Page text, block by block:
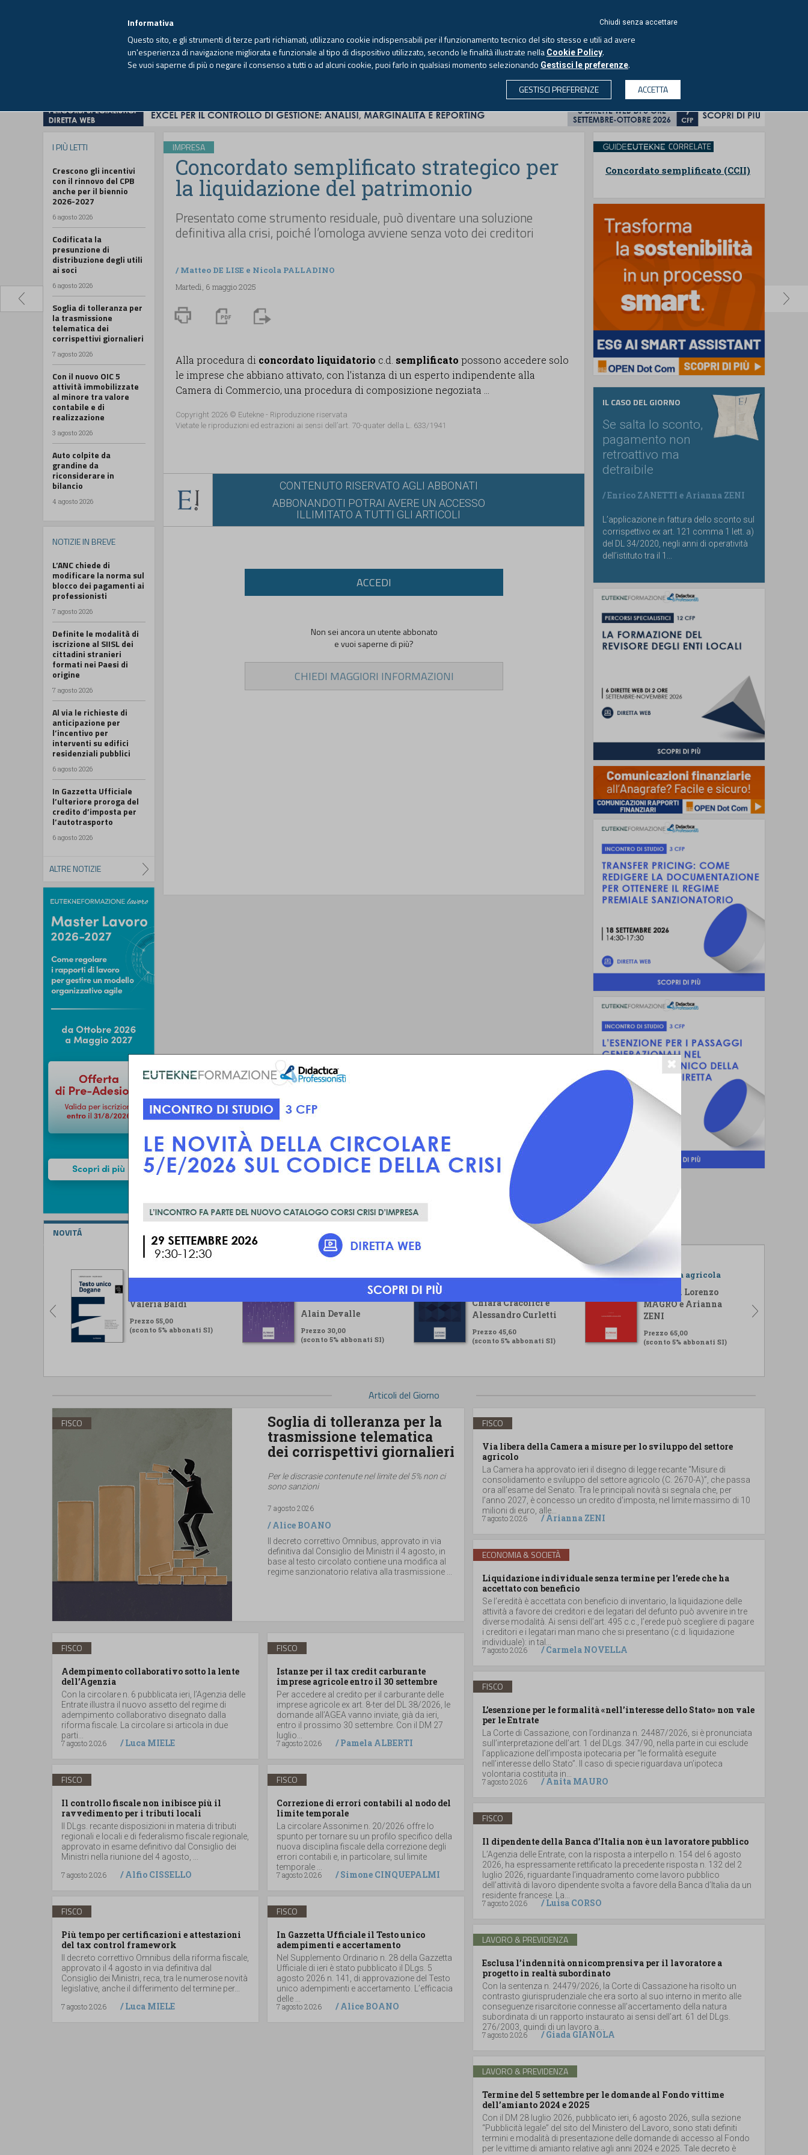
Venerdì, 7 agosto 2026 -Aggiornato alle 6.00
ECONOMIA & SOCIETÀ PROFESSIONI
I PIÙ LETTI
Crescono gli incentivi
con il rinnovo del CPB
anche per il biennio
2026-2027
6 agosto 2026
Codificata la
presunzione di
distribuzione degli utili
ai soci
6 agosto 2026
Soglia di tolleranza per
la trasmissione
telematica dei
corrispettivi giornalieri
7 agosto 2026
Con il nuovo OIC 5
attività immobilizzate
al minore tra valore
contabile e di
realizzazione
3 agosto 2026
Auto colpite da
grandine da
riconsiderare in
bilancio
4 agosto 2026
NOTIZIE IN BREVE
L’ANC chiede di
modificare la norma sul
blocco dei pagamenti ai
professionisti
7 agosto 2026
Definite le modalità di
iscrizione al SIISL dei
cittadini stranieri
formati nei Paesi di
origine
7 agosto 2026
Al via le richieste di
anticipazione per
l’incentivo per
interventi su edifici
residenziali pubblici
6 agosto 2026
In Gazzetta Ufficiale
l’ulteriore proroga del
credito d’imposta per
l’autotrasporto
6 agosto 2026
ALTRE NOTIZIE
IMPRESA
Concordato semplificato strategico per
la liquidazione del patrimonio
Presentato come strumento residuale, può diventare una soluzione
definitiva alla crisi, poiché l’omologa avviene senza voto dei creditori
/ Matteo DE LISE e Nicola PALLADINO
Martedì, 6 maggio 2025
Alla procedura di concordato liquidatorio c.d. semplificato possono accedere solo
le imprese che abbiano attivato, con l’istanza di un esperto indipendente alla
Camera di Commercio, una procedura di composizione negoziata ...
Copyright 2026 © Eutekne - Riproduzione riservata
Vietate le riproduzioni ed estrazioni ai sensi dell’art. 70-quater della L. 633/1941
CONTENUTO RISERVATO AGLI ABBONATI
ABBONANDOTI POTRAI AVERE UN ACCESSO
ILLIMITATO A TUTTI GLI ARTICOLI
ACCEDI
Non sei ancora un utente abbonato
e vuoi saperne di più?
CHIEDI MAGGIORI INFORMAZIONI
Concordato semplificato (CCII)
IL CASO DEL GIORNO
Se salta lo sconto,
pagamento non
retroattivo ma
detraibile
/Enrico ZANETTI e Arianna ZENI
L’applicazione in fattura dello sconto sul
corrispettivo ex art. 121 comma 1 lett. a)
del DL 34/2020, negli anni di operatività
dell’istituto tra il 1...
NOVITÁ
Valeria Baldi
Prezzo 55,00
(sconto 5% abbonati SI)
Reporting Standard
Alain Devalle
Prezzo 30,00
(sconto 5% abbonati SI)
Chiara Cracolici e
Alessandro Curletti
Prezzo 45,60
(sconto 5% abbonati SI)
L'impresa agricola
A cura di Lorenzo
MAGRO e Arianna
ZENI
Prezzo 65,00
(sconto 5% abbonati SI)
Articoli del Giorno
FISCO
Soglia di tolleranza per la
trasmissione telematica
dei corrispettivi giornalieri
Per le discrasie contenute nel limite del 5% non ci
sono sanzioni
7 agosto 2026
/Alice BOANO
Il decreto correttivo Omnibus, approvato in via
definitiva dal Consiglio dei Ministri il 4 agosto, in
base al testo circolato contiene una modifica al
regime sanzionatorio relativa alla trasmissione ...
FISCO
Adempimento collaborativo sotto la lente
dell’Agenzia
Con la circolare n. 6 pubblicata ieri, l’Agenzia delle
Entrate illustra il nuovo assetto del regime di
adempimento collaborativo disegnato dalla
riforma fiscale. La circolare si articola in due
parti...
7 agosto 2026
/Luca MIELE
FISCO
Il controllo fiscale non inibisce più il
ravvedimento per i tributi locali
Il DLgs. recante disposizioni in materia di tributi
regionali e locali e di federalismo fiscale regionale,
approvato in esame definitivo dal Consiglio dei
Ministri nella riunione del 4 agosto, ...
7 agosto 2026
/Alfio CISSELLO
FISCO
Più tempo per certificazioni e attestazioni
del tax control framework
Il decreto correttivo Omnibus della riforma fiscale,
approvato il 4 agosto in via definitiva dal
Consiglio dei Ministri, reca, tra le numerose novità
legislative, anche il differimento del termine per...
7 agosto 2026
/Luca MIELE
FISCO
Istanze per il tax credit carburante
imprese agricole entro il 30 settembre
Per accedere al credito per il carburante delle
imprese agricole ex art. 8-ter del DL 38/2026, le
domande all’AGEA vanno inviate, già da ieri,
entro il prossimo 30 settembre. Con il DM 27
luglio...
7 agosto 2026
/Pamela ALBERTI
FISCO
Correzione di errori contabili al nodo del
limite temporale
La circolare Assonime n. 20/2026 offre lo
spunto per tornare su un profilo specifico della
nuova disciplina fiscale della correzione degli
errori contabili e, in particolare, sul limite
temporale ...
7 agosto 2026
/Simone CINQUEPALMI
FISCO
In Gazzetta Ufficiale il Testo unico
adempimenti e accertamento
Nel Supplemento Ordinario n. 28 della Gazzetta
Ufficiale di ieri è stato pubblicato il DLgs. 5
agosto 2026 n. 141, di approvazione del Testo
unico adempimenti e accertamento. L’efficacia
delle ...
7 agosto 2026
/Alice BOANO
FISCO
Via libera della Camera a misure per lo sviluppo del settore
agricolo
La Camera ha approvato ieri il disegno di legge recante “Misure di
consolidamento e sviluppo del settore agricolo (C. 2670-A)”, che passa
ora all’esame del Senato. Tra le principali novità si segnala che, per
l’anno 2027, è concesso un credito d’imposta, nel limite massimo di 10
milioni di euro, alle...
7 agosto 2026
/Arianna ZENI
ECONOMIA & SOCIETÀ
Liquidazione individuale senza termine per l’erede che ha
accettato con beneficio
Se l’eredità è accettata con beneficio di inventario, la liquidazione delle
attività a favore dei creditori e dei legatari del defunto può avvenire in tre
diverse modalità. Ai sensi dell’art. 495 c.c., l’erede può scegliere di pagare
i creditori e i legatari man mano che si presentano (c.d. liquidazione
individuale): in tal...
7 agosto 2026
/Carmela NOVELLA
FISCO
L’esenzione per le formalità «nell’interesse dello Stato» non vale
per le Entrate
La Corte di Cassazione, con l’ordinanza n. 24487/2026, si è pronunciata
sull’interpretazione dell’art. 1 del DLgs. 347/90, nella parte in cui esclude
l’applicazione dell’imposta ipotecaria per “le formalità eseguite
nell’interesse dello Stato”. Il caso di specie riguardava un’ipoteca
volontaria costituita in...
7 agosto 2026
/Anita MAURO
FISCO
Il dipendente della Banca d’Italia non è un lavoratore pubblico
L’Agenzia delle Entrate, con la risposta a interpello n. 154 del 6 agosto
2026, ha espressamente rettificato la precedente risposta n. 132 del 2
luglio 2026, riguardante l’inquadramento come lavoro pubblico
dell’attività di lavoro dipendente svolta a favore della Banca d’Italia da un
residente francese. La...
7 agosto 2026
/Luisa CORSO
LAVORO & PREVIDENZA
Esclusa l’indennità onnicomprensiva per il lavoratore a
progetto in realtà subordinato
Con la sentenza n. 24479/2026, la Corte di Cassazione ha risolto un
contrasto giurisprudenziale che era sorto al suo interno in merito alle
conseguenze risarcitorie connesse all’accertamento della natura
subordinata di un rapporto instaurato ai sensi dell’art. 61 del DLgs.
276/2003, quindi di un lavoro a...
7 agosto 2026
/Giada GIANOLA
LAVORO & PREVIDENZA
Termine del 5 settembre per le domande al Fondo vittime
dell’amianto 2024 e 2025
Con il DM 28 luglio 2026, pubblicato ieri, 6 agosto 2026, sulla sezione
“Pubblicità legale” del sito del Ministero del Lavoro, sono stati definiti
termini e modalità di presentazione delle domande di accesso al Fondo
per le vittime di amianto relative agli anni 2024 e 2025. Tale decreto è
Chiudi senza accettare
Informativa
Questo sito, e gli strumenti di terze parti richiamati, utilizzano cookie indispensabili per il funzionamento tecnico del sito stesso e utili ad avere
un'esperienza di navigazione migliorata e funzionale al tipo di dispositivo utilizzato, secondo le finalità illustrate nella Cookie Policy.
Se vuoi saperne di più o negare il consenso a tutti o ad alcuni cookie, puoi farlo in qualsiasi momento selezionando Gestisci le preferenze.
GESTISCI PREFERENZE
ACCETTA